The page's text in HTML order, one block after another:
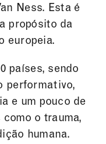
Ness. Esta é
propósito da
europeia.
países, sendo
performativo,
e um pouco de
o trauma,
humana.